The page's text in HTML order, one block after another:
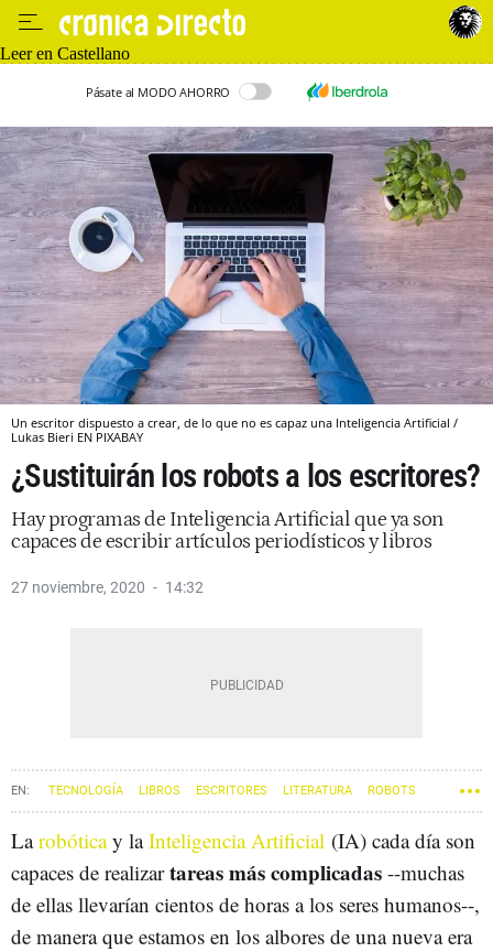
Leer en Castellano
Pásate al MODO AHORRO
Un escritor dispuesto a crear, de lo que no es capaz una Inteligencia Artificial /
Lukas Bieri EN PIXABAY
¿Sustituirán los robots a los escritores?
Hay programas de Inteligencia Artificial que ya son
capaces de escribir artículos periodísticos y libros
27 noviembre, 2020 14:32
TECNOLOGÍA LIBROS ESCRITORES LITERATURA ROBOTS
Larobóticay laInteligencia Artificial (IA) cada día son
capaces de realizartareas más complicadas --muchas
de ellas llevarían cientos de horas a los seres humanos--,
de manera que estamos en los albores de una nueva era